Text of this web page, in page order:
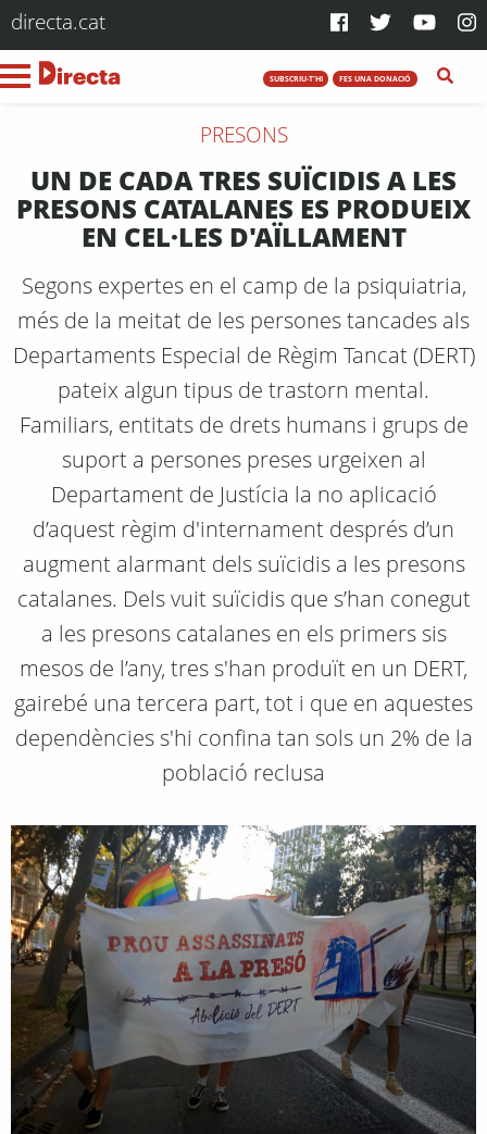
directa.cat
SUBSCRIU-T'HI FES UNA DONACIÓ
PRESONS
UN DE CADA TRES SUÏCIDIS A LES
PRESONS CATALANES ES PRODUEIX
EN CEL·LES D'AÏLLAMENT
Segons expertes en el camp de la psiquiatria,
més de la meitat de les persones tancades als
Departaments Especial de Règim Tancat (DERT)
pateix algun tipus de trastorn mental.
Familiars, entitats de drets humans i grups de
suport a persones preses urgeixen al
Departament de Justícia la no aplicació
d’aquest règim d'internament després d’un
augment alarmant dels suïcidis a les presons
catalanes. Dels vuit suïcidis que s’han conegut
a les presons catalanes en els primers sis
mesos de l’any, tres s'han produït en un DERT,
gairebé una tercera part, tot i que en aquestes
dependències s'hi confina tan sols un 2% de la
població reclusa